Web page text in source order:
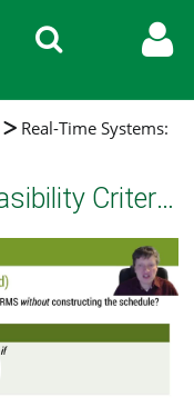
Real-Time Systems:
Real-Time Systems: Feasibility Criterions for RMS